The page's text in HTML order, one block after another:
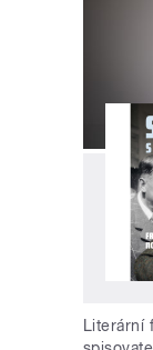
Literární